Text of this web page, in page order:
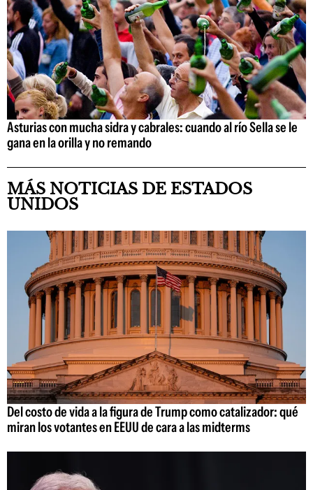
Asturias con mucha sidra y cabrales: cuando al río Sella se le
gana en la orilla y no remando
MÁS NOTICIAS DE ESTADOS
UNIDOS
Del costo de vida a la figura de Trump como catalizador: qué
miran los votantes en EEUU de cara a las midterms